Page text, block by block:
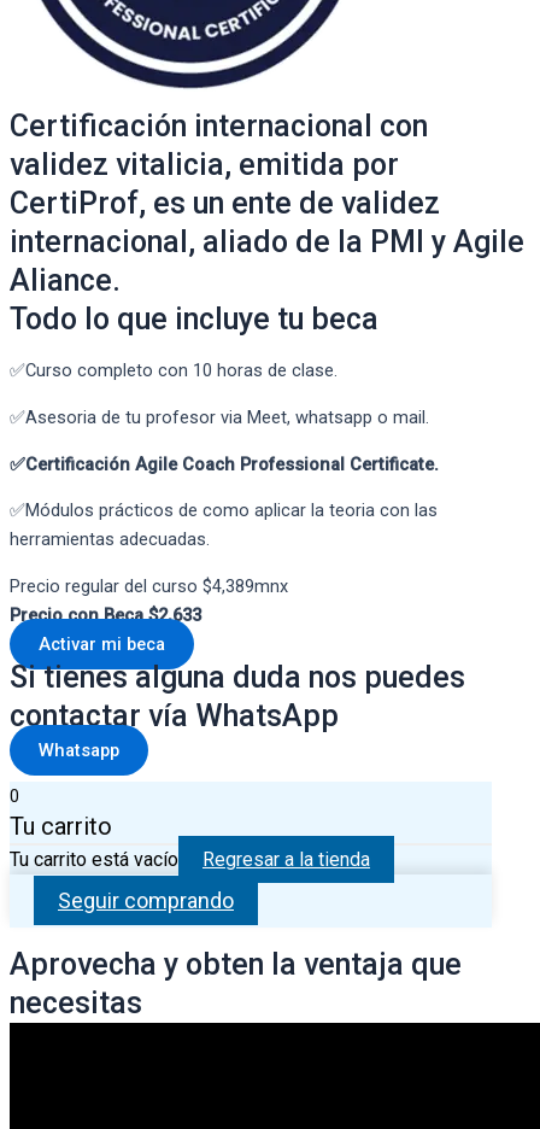
Certificación internacional con
validez vitalicia, emitida por
CertiProf, es un ente de validez
internacional, aliado de la PMI y Agile
Aliance.
Todo lo que incluye tu beca
✅Curso completo con 10 horas de clase.
✅Asesoria de tu profesor via Meet, whatsapp o mail.
✅Certificación Agile Coach Professional Certificate.
✅Módulos prácticos de como aplicar la teoria con las
herramientas adecuadas.
Precio regular del curso $4,389mnx
Precio con Beca $2,633
Activar mi beca
Si tienes alguna duda nos puedes
contactar vía WhatsApp
Whatsapp
0
Tu carrito
Tu carrito está vacío Regresar a la tienda
Seguir comprando
Aprovecha y obten la ventaja que
necesitas